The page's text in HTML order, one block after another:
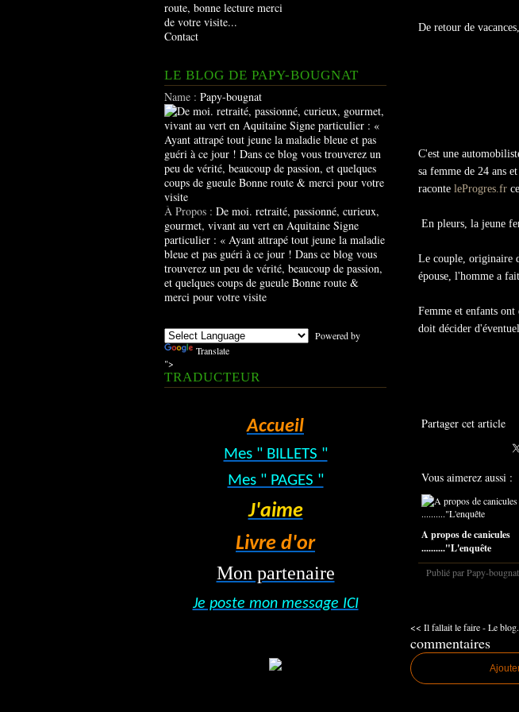
route, bonne lecture merci
de votre visite...
Contact
LE BLOG DE PAPY-BOUGNAT
Name : Papy-bougnat
À Propos : De moi. retraité, passionné, curieux,
gourmet, vivant au vert en Aquitaine Signe
particulier : « Ayant attrapé tout jeune la maladie
bleue et pas guéri à ce jour ! Dans ce blog vous
trouverez un peu de vérité, beaucoup de passion,
et quelques coups de gueule Bonne route &
merci pour votre visite
Powered by
Translate
">
TRADUCTEUR
Accueil
Mes " BILLETS "
Mes " PAGES "
J'aime
Livre d'or
Mon partenaire
Je poste mon message ICI
De retour de
C'est une
sa femme de 24 ans
raconte leProgres.fr
En pleurs, la jeune
Le couple, originaire
épouse, l'homme a
Femme et enfants
doit décider
Partager cet article
Vous aimerez aussi :
A propos de canicules
.........."L'enquête
Publié par Papy-bougnat
<< Il fallait le faire - Le
commentaires